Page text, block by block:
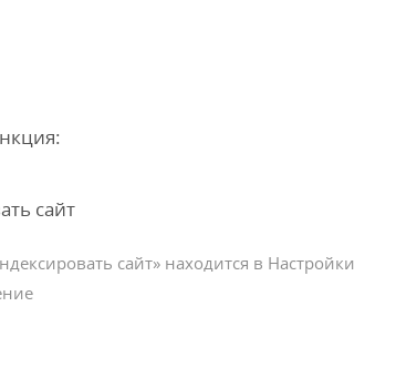
сайт» находится в Настройки